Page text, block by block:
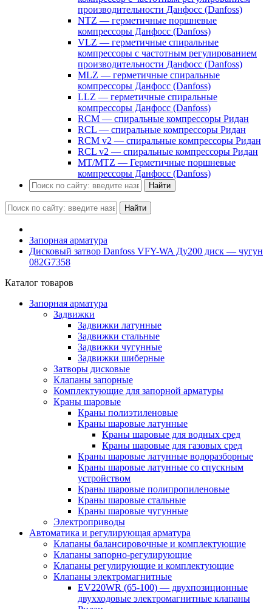
производительности Данфосс (Danfoss)
NTZ — герметичные поршневые
компрессоры Данфосс (Danfoss)
VLZ — герметичные спиральные
компрессоры с частотным регулированием
производительности Данфосс (Danfoss)
MLZ — герметичные спиральные
компрессоры Данфосс (Danfoss)
LLZ — герметичные спиральные
компрессоры Данфосс (Danfoss)
RCM — спиральные компрессоры Ридан
RCL — спиральные компрессоры Ридан
RCM v2 — спиральные компрессоры Ридан
RCL v2 — спиральные компрессоры Ридан
MT/MTZ — Герметичные поршневые
компрессоры Данфосс (Danfoss)
Найти
Найти
Запорная арматура
Дисковый затвор Danfoss VFY-WA Ду200 диск — чугун
082G7358
Каталог товаров
Запорная арматура
Задвижки
Задвижки латунные
Задвижки стальные
Задвижки чугунные
Задвижки шиберные
Затворы дисковые
Клапаны запорные
Комплектующие для запорной арматуры
Краны шаровые
Краны полиэтиленовые
Краны шаровые латунные
Краны шаровые для водных сред
Краны шаровые для газовых сред
Краны шаровые латунные водоразборные
Краны шаровые латунные со спускным
устройством
Краны шаровые полипропиленовые
Краны шаровые стальные
Краны шаровые чугунные
Электроприводы
Автоматика и регулирующая арматура
Клапаны балансировочные и комплектующие
Клапаны запорно-регулирующие
Клапаны регулирующие и комплектующие
Клапаны электромагнитные
EV220WR (65-100) — двухпозиционные
двухходовые электромагнитные клапаны